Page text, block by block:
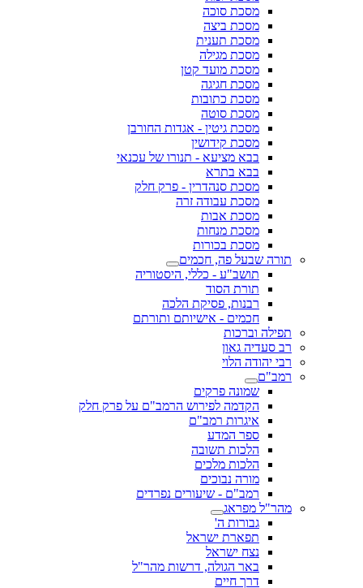
מסכת סוכה
מסכת ביצה
מסכת תענית
מסכת מגילה
מסכת מועד קטן
מסכת חגיגה
מסכת כתובות
מסכת סוטה
מסכת גיטין - אגדות החורבן
מסכת קידושין
בבא מציעא - תנורו של עכנאי
בבא בתרא
מסכת סנהדרין - פרק חלק
מסכת עבודה זרה
מסכת אבות
מסכת מנחות
מסכת בכורות
תורה שבעל פה, חכמים
תושב"ע - כללי, היסטוריה
תורת הסוד
רבנות, פסיקת הלכה
חכמים - אישיותם ותורתם
תפילה וברכות
רב סעדיה גאון
רבי יהודה הלוי
רמב"ם
שמונה פרקים
הקדמה לפירוש הרמב"ם על פרק חלק
איגרות רמב"ם
ספר המדע
הלכות תשובה
הלכות מלכים
מורה נבוכים
רמב"ם - שיעורים נפרדים
מהר"ל מפראג
גבורות ה'
תפארת ישראל
נצח ישראל
באר הגולה, דרשות מהר"ל
דרך חיים